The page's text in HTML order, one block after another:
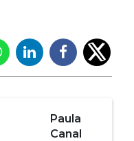
Paula
Canal